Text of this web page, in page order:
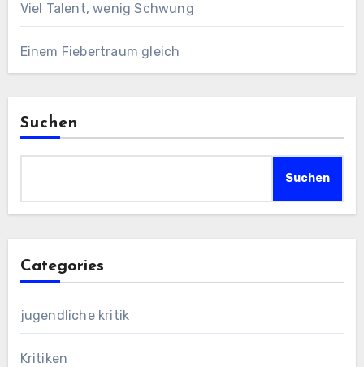
Viel Talent, wenig Schwung
Einem Fiebertraum gleich
Suchen
Suchen
Categories
jugendliche kritik
Kritiken